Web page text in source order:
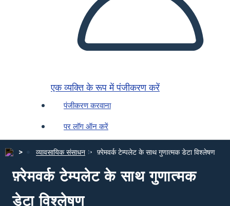
एक व्यक्ति के रूप में पंजीकरण करें
पंजीकरण करवाना
पर लॉग ऑन करें
व्यावसायिक संसाधन फ़्रेमवर्क टेम्पलेट के साथ गुणात्मक डेटा विश्लेषण
फ़्रेमवर्क टेम्पलेट के साथ गुणात्मक
डेटा विश्लेषण